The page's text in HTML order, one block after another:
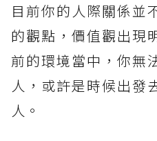
目前你的人際關係並
的觀點，價值觀出現
前的環境當中，你無
人，或許是時候出發
人。